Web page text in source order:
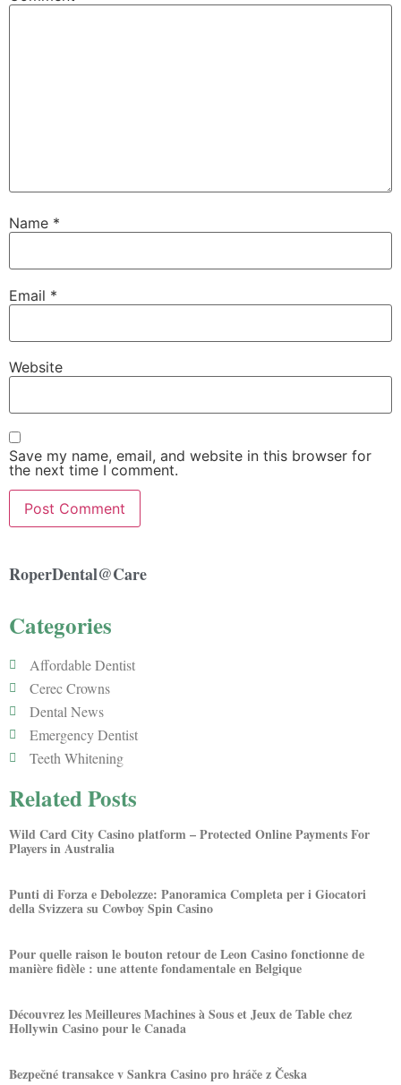
RoperDental@Care
Categories
Affordable Dentist
Cerec Crowns
Dental News
Emergency Dentist
Teeth Whitening
Related Posts
Wild Card City Casino platform – Protected Online Payments For
Players in Australia
Punti di Forza e Debolezze: Panoramica Completa per i Giocatori
della Svizzera su Cowboy Spin Casino
Pour quelle raison le bouton retour de Leon Casino fonctionne de
manière fidèle : une attente fondamentale en Belgique
Découvrez les Meilleures Machines à Sous et Jeux de Table chez
Hollywin Casino pour le Canada
Bezpečné transakce v Sankra Casino pro hráče z Česka
Name *
Email *
Website
Save my name, email, and website in this browser for
the next time I comment.